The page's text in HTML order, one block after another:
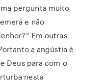
pergunta muito
e não
Em outras
a angústia è
Deus para com o
nesta